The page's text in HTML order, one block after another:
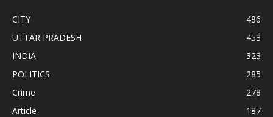
CITY
486
UTTAR PRADESH
453
INDIA
323
POLITICS
285
Crime
278
Article
187